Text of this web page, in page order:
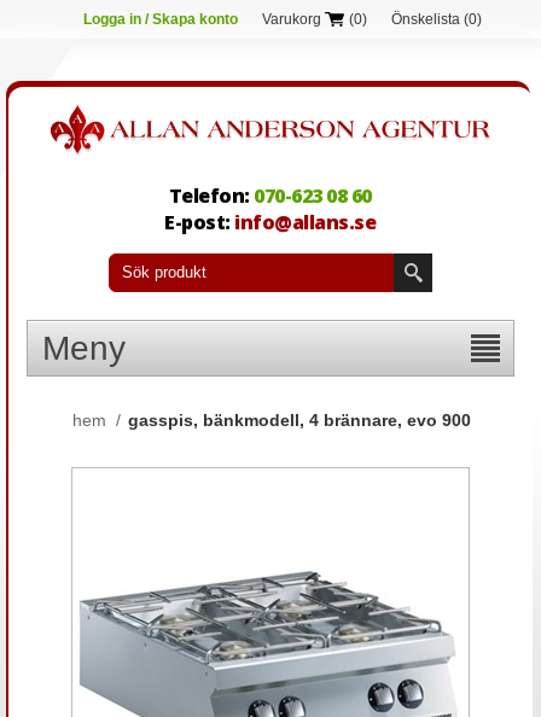
Logga in / Skapa konto Varukorg (0) Önskelista (0)
Telefon: 070-623 08 60
E-post: info@allans.se
Meny
hem / gasspis, bänkmodell, 4 brännare, evo 900